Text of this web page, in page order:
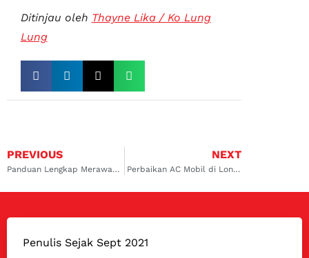
Ditinjau oleh Thayne Lika / Ko Lung
Lung
PREVIOUS
Panduan Lengkap Merawat AC Mobil agar Awet dan Tetap Dingin
NEXT
Perbaikan AC Mobil di Lontar: Solusi Tepat untuk AC Bermasalah
Penulis Sejak Sept 2021